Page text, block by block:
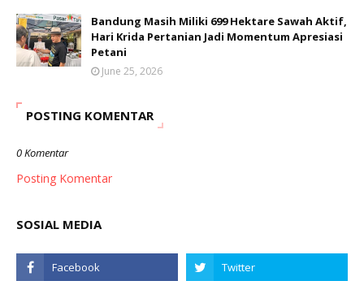
Bandung Masih Miliki 699 Hektare Sawah Aktif,
Hari Krida Pertanian Jadi Momentum Apresiasi
Petani
June 25, 2026
POSTING KOMENTAR
0 Komentar
Posting Komentar
SOSIAL MEDIA